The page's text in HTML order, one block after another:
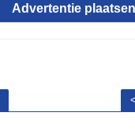
Advertentie plaatsen